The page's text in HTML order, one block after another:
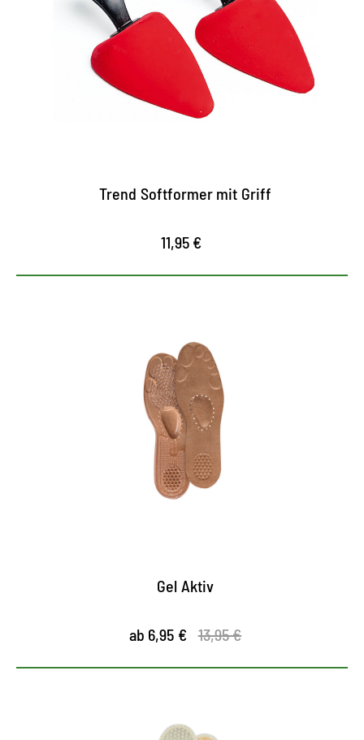
Schaumstoff
Must-have für spitze Damenschuhe
der Spiralformer aus Schaumstoff erhält die
charakteristische Form
Trend Softformer mit Griff
11,95 €
Wohlfühl-Sohle
Gel-Applikationen auf der Sohle sorgen für eine
optimale Stoßdämpfung
hoher Tragekomfort duch hautfreundliches,
feuchtigkeitsabsorbierendes Obermaterial
Gel Aktiv
ab 6,95 € 13,95 €